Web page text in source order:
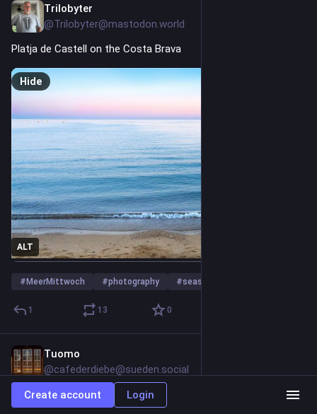
Trilobyter
@Trilobyter@mastodon.world
Platja de Castell on the Costa Brava
ALT
Hide
# MeerMittwoch #photography #seascape
1 13 0
Tuomo
@cafederdiebe@sueden.social
Hide
Create account Login